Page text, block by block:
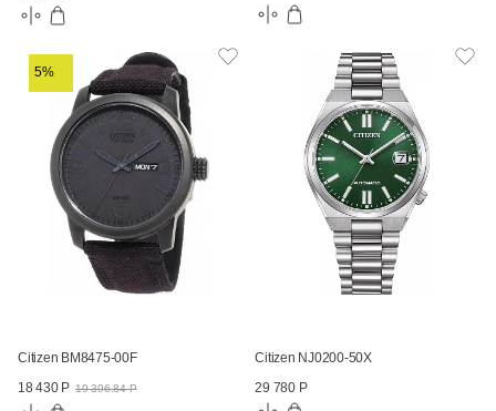
5%
Citizen BM8475-00F
18 430 Р 19 396.84 Р
Citizen NJ0200-50X
29 780 Р